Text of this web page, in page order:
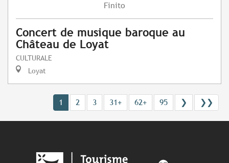
Finito
Concert de musique baroque au
Château de Loyat
CULTURALE
Loyat
1 2 3 31+ 62+ 95 ❯ ❯❯